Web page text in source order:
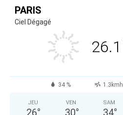
PARIS
Ciel Dégagé
26.1
34 % 1.3kmh
JEU
26°
VEN
30°
SAM
34°